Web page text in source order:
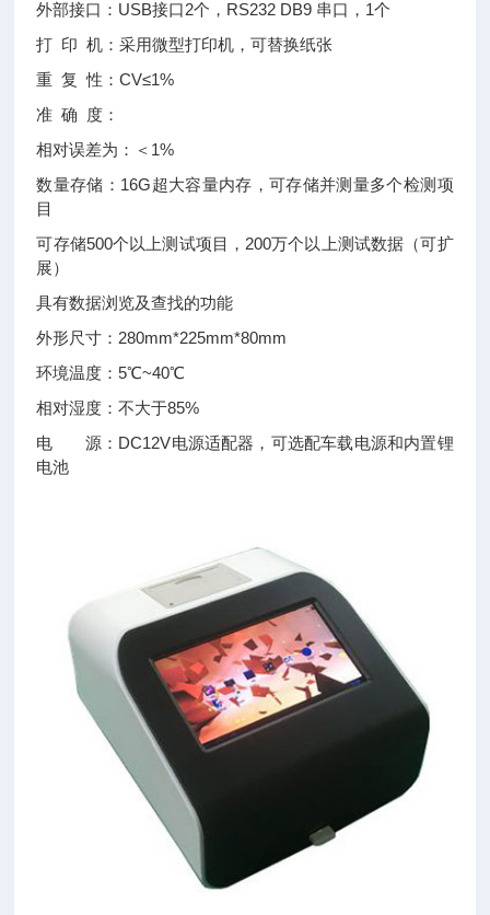
外部接口：USB接口2个，RS232 DB9 串口，1个
打 印 机：采用微型打印机，可替换纸张
重 复 性：CV≤1%
准 确 度：
相对误差为：＜1%
数量存储：16G超大容量内存，可存储并测量多个检测项
目
可存储500个以上测试项目，200万个以上测试数据（可扩
展）
具有数据浏览及查找的功能
外形尺寸：280mm*225mm*80mm
环境温度：5℃~40℃
相对湿度：不大于85%
电 源：DC12V电源适配器，可选配车载电源和内置锂
电池